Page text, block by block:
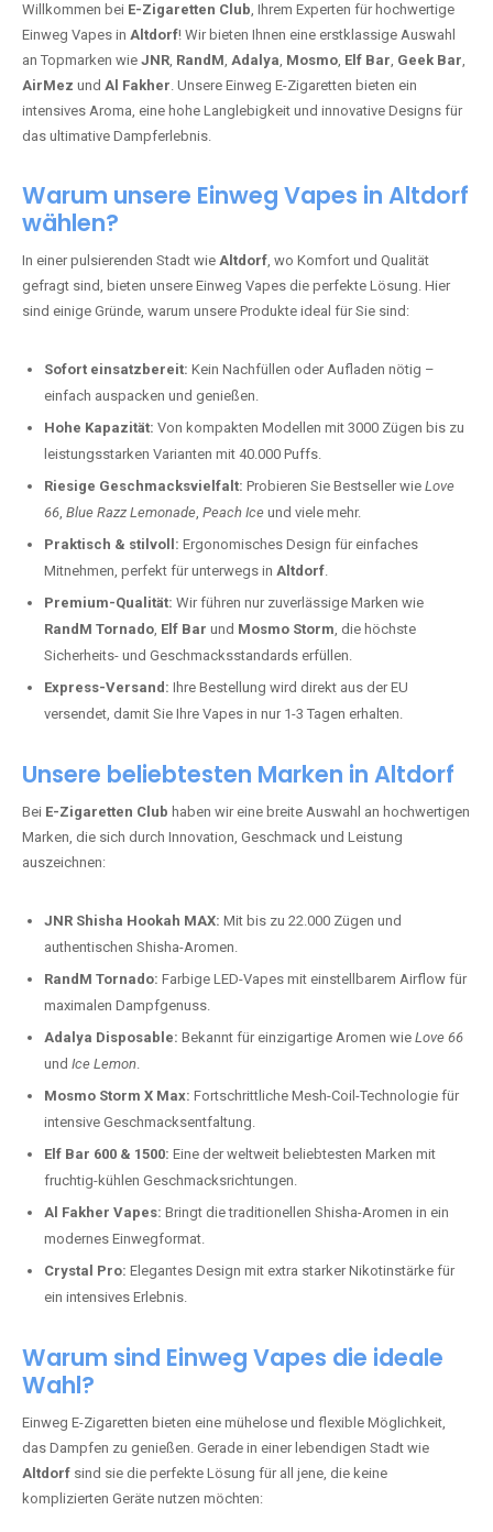
Willkommen bei E-Zigaretten Club, Ihrem Experten für hochwertige
Einweg Vapes in Altdorf! Wir bieten Ihnen eine erstklassige Auswahl
an Topmarken wie JNR, RandM, Adalya, Mosmo, Elf Bar, Geek Bar,
AirMez und Al Fakher. Unsere Einweg E-Zigaretten bieten ein
intensives Aroma, eine hohe Langlebigkeit und innovative Designs für
das ultimative Dampferlebnis.
Warum unsere Einweg Vapes in Altdorf
wählen?
In einer pulsierenden Stadt wie Altdorf, wo Komfort und Qualität
gefragt sind, bieten unsere Einweg Vapes die perfekte Lösung. Hier
sind einige Gründe, warum unsere Produkte ideal für Sie sind:
Sofort einsatzbereit: Kein Nachfüllen oder Aufladen nötig –
einfach auspacken und genießen.
Hohe Kapazität: Von kompakten Modellen mit 3000 Zügen bis zu
leistungsstarken Varianten mit 40.000 Puffs.
Riesige Geschmacksvielfalt: Probieren Sie Bestseller wie Love
66, Blue Razz Lemonade, Peach Ice und viele mehr.
Praktisch & stilvoll: Ergonomisches Design für einfaches
Mitnehmen, perfekt für unterwegs in Altdorf.
Premium-Qualität: Wir führen nur zuverlässige Marken wie
RandM Tornado, Elf Bar und Mosmo Storm, die höchste
Sicherheits- und Geschmacksstandards erfüllen.
Express-Versand: Ihre Bestellung wird direkt aus der EU
versendet, damit Sie Ihre Vapes in nur 1-3 Tagen erhalten.
Unsere beliebtesten Marken in Altdorf
Bei E-Zigaretten Club haben wir eine breite Auswahl an hochwertigen
Marken, die sich durch Innovation, Geschmack und Leistung
auszeichnen:
JNR Shisha Hookah MAX: Mit bis zu 22.000 Zügen und
authentischen Shisha-Aromen.
RandM Tornado: Farbige LED-Vapes mit einstellbarem Airflow für
maximalen Dampfgenuss.
Adalya Disposable: Bekannt für einzigartige Aromen wie Love 66
und Ice Lemon.
Mosmo Storm X Max: Fortschrittliche Mesh-Coil-Technologie für
intensive Geschmacksentfaltung.
Elf Bar 600 & 1500: Eine der weltweit beliebtesten Marken mit
fruchtig-kühlen Geschmacksrichtungen.
Al Fakher Vapes: Bringt die traditionellen Shisha-Aromen in ein
modernes Einwegformat.
Crystal Pro: Elegantes Design mit extra starker Nikotinstärke für
ein intensives Erlebnis.
Warum sind Einweg Vapes die ideale
Wahl?
Einweg E-Zigaretten bieten eine mühelose und flexible Möglichkeit,
das Dampfen zu genießen. Gerade in einer lebendigen Stadt wie
Altdorf sind sie die perfekte Lösung für all jene, die keine
komplizierten Geräte nutzen möchten: